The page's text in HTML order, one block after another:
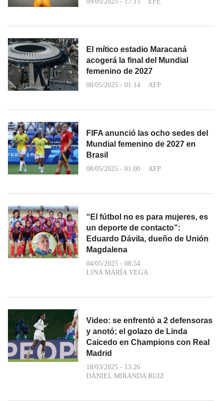
El mítico estadio Maracaná
acogerá la final del Mundial
femenino de 2027
08/05/2025 - 01:14 AFP
FIFA anunció las ocho sedes del
Mundial femenino de 2027 en
Brasil
08/05/2025 - 01:00 AFP
“El fútbol no es para mujeres, es
un deporte de contacto”:
Eduardo Dávila, dueño de Unión
Magdalena
04/05/2025 - 08:54
LINA MARÍA VEGA
Video: se enfrentó a 2 defensoras
y anotó; el golazo de Linda
Caicedo en Champions con Real
Madrid
18/03/2025 - 13:26
DANIEL MIRANDA RUIZ